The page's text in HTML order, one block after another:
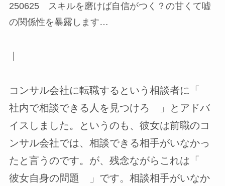
250625 スキルを磨けば自信がつく？の甘くて嘘
の関係性を暴露します…
コンサル会社に転職するという相談者に「
社内で相談できる人を見つけろ 」とアドバ
イスしました。というのも、彼女は前職のコ
ンサル会社では、相談できる相手がいなかっ
たと言うのです。が、残念ながらこれは「
彼女自身の問題 」です。相談相手がいなか